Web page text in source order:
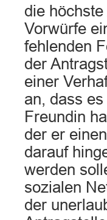
die
Vorwürfe
fehlenden
der
einer
an, dass
Freundin
der er
darauf
werden
sozialen
der